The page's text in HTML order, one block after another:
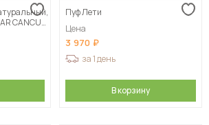
CANCUN
Пуф Лети
Цена
3 970
за 1 день
В корзину